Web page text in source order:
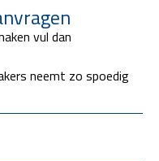
vul dan
neemt zo spoedig